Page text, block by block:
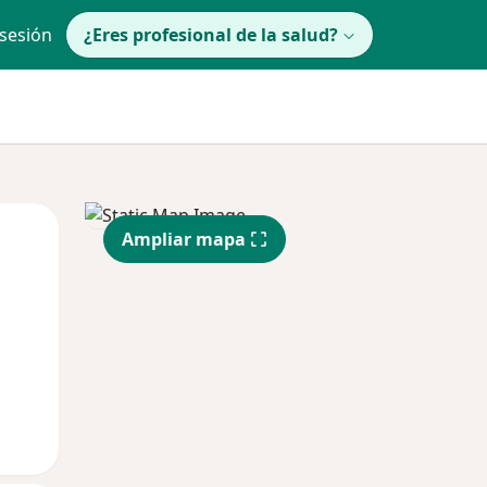
¿Eres profesional de la salud?
Mar
11 Ago
Mié
12 Ago
Ampliar mapa